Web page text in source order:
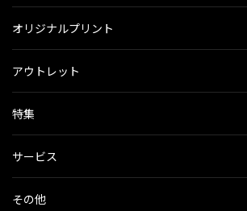
オリジナルプリント
アウトレット
特集
サービス
その他